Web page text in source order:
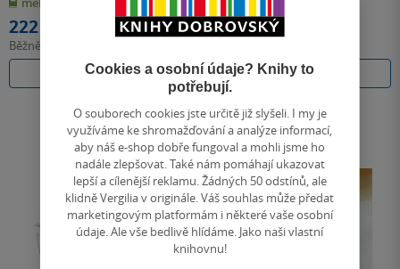
hvězdiček
222 Kč
Běžně
Do košíku
204 Kč
Do košíku
Cookies a osobní údaje? Knihy to
potřebují.
O souborech cookies jste určitě již slyšeli. I my je
využíváme ke shromažďování a analýze informací,
aby náš e-shop dobře fungoval a mohli jsme ho
nadále zlepšovat. Také nám pomáhají ukazovat
lepší a cílenější reklamu. Žádných 50 odstínů, ale
klidně Vergilia v originále. Váš souhlas může předat
marketingovým platformám i některé vaše osobní
údaje. Ale vše bedlivě hlídáme. Jako naši vlastní
knihovnu!